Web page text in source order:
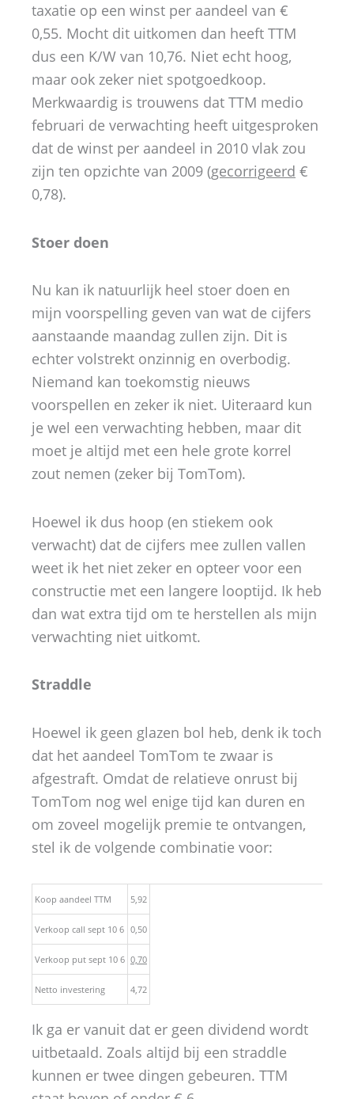
taxatie op een winst per aandeel van €
0,55. Mocht dit uitkomen dan heeft TTM
dus een K/W van 10,76. Niet echt hoog,
maar ook zeker niet spotgoedkoop.
Merkwaardig is trouwens dat TTM medio
februari de verwachting heeft uitgesproken
dat de winst per aandeel in 2010 vlak zou
zijn ten opzichte van 2009 (gecorrigeerd €
0,78).
Stoer doen
Nu kan ik natuurlijk heel stoer doen en
mijn voorspelling geven van wat de cijfers
aanstaande maandag zullen zijn. Dit is
echter volstrekt onzinnig en overbodig.
Niemand kan toekomstig nieuws
voorspellen en zeker ik niet. Uiteraard kun
je wel een verwachting hebben, maar dit
moet je altijd met een hele grote korrel
zout nemen (zeker bij TomTom).
Hoewel ik dus hoop (en stiekem ook
verwacht) dat de cijfers mee zullen vallen
weet ik het niet zeker en opteer voor een
constructie met een langere looptijd. Ik heb
dan wat extra tijd om te herstellen als mijn
verwachting niet uitkomt.
Straddle
Hoewel ik geen glazen bol heb, denk ik toch
dat het aandeel TomTom te zwaar is
afgestraft. Omdat de relatieve onrust bij
TomTom nog wel enige tijd kan duren en
om zoveel mogelijk premie te ontvangen,
stel ik de volgende combinatie voor:
Koop aandeel TTM 5,92
Verkoop call sept 10 6 0,50
Verkoop put sept 10 6 0,70
Netto investering 4,72
Ik ga er vanuit dat er geen dividend wordt
uitbetaald. Zoals altijd bij een straddle
kunnen er twee dingen gebeuren. TTM